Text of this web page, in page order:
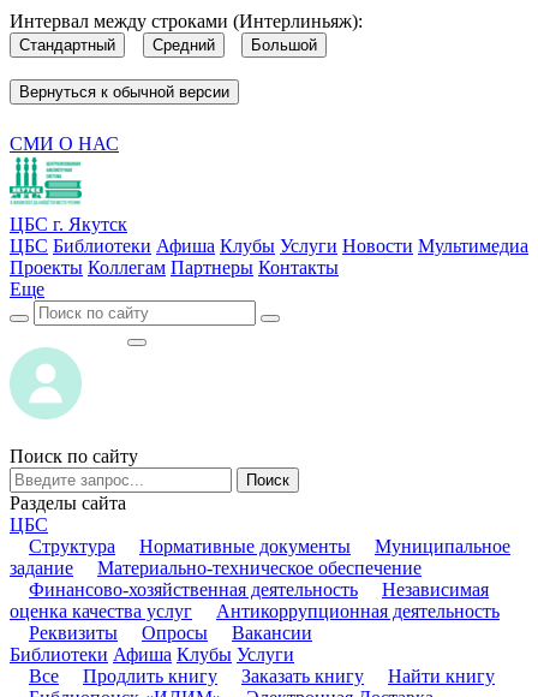
Интервал между строками (Интерлиньяж):
Стандартный Средний Большой
Вернуться к обычной версии
СМИ О НАС
ЦБС г. Якутск
ЦБС Библиотеки Афиша Клубы Услуги Новости Мультимедиа
Проекты Коллегам Партнеры Контакты
Еще
Поиск по сайту
Поиск
Разделы сайта
ЦБС
Структура
Нормативные документы
Муниципальное
задание
Материально-техническое обеспечение
Финансово-хозяйственная деятельность
Независимая
оценка качества услуг
Антикоррупционная деятельность
Реквизиты
Опросы
Вакансии
Библиотеки Афиша Клубы Услуги
Все
Продлить книгу Заказать книгу
Найти книгу